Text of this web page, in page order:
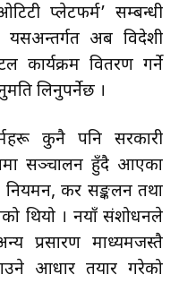
प्लेटफर्म’ सम्बन्धी
यसअन्तर्गत अब विदेशी
कार्यक्रम वितरण गर्ने
लिनुपर्नेछ ।
कुनै पनि सरकारी
सञ्चालन हुँदै आएका
नियमन, कर सङ्कलन तथा
थियो । नयाँ संशोधनले
प्रसारण माध्यमजस्तै
आधार तयार गरेको